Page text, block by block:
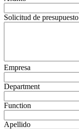
Solicitud de presupuesto
Empresa
Department
Function
Apellido